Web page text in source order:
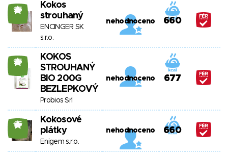
25
Kokos
strouhaný
ENCINGER SK
s.r.o.
nehodnoceno 660
25
KOKOS
STROUHANÝ
BIO 200G
BEZLEPKOVÝ
Probios Srl
nehodnoceno 677
25
Kokosové
plátky
Enigem s.r.o.
nehodnoceno 660